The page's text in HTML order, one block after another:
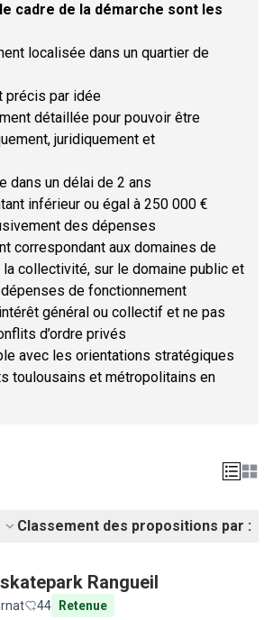
cadre de la démarche sont les
localisée dans un quartier de
précis par idée
détaillée pour pouvoir être
juridiquement et
dans un délai de 2 ans
inférieur ou égal à 250 000 €
des dépenses
correspondant aux domaines de
collectivité, sur le domaine public et
de fonctionnement
général ou collectif et ne pas
d’ordre privés
avec les orientations stratégiques
toulousains et métropolitains en
Classement des propositions par :
Rangueil
44 Retenue